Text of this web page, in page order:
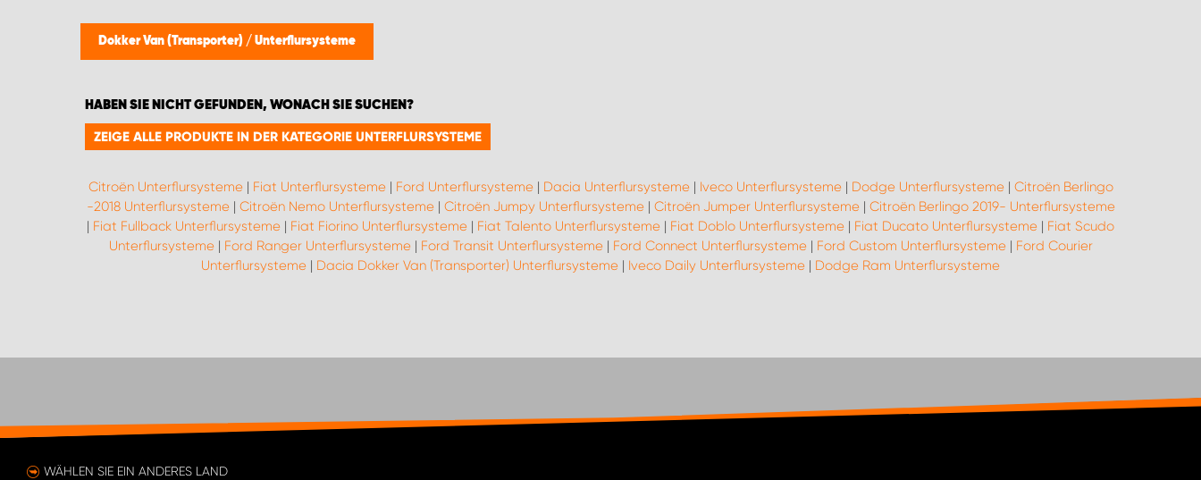
Dokker Van (Transporter) / Unterflursysteme
HABEN SIE NICHT GEFUNDEN, WONACH SIE SUCHEN?
ZEIGE ALLE PRODUKTE IN DER KATEGORIE UNTERFLURSYSTEME
Citroën Unterflursysteme| Fiat Unterflursysteme| Ford Unterflursysteme| Dacia Unterflursysteme| Iveco Unterflursysteme| Dodge Unterflursysteme| Citroën Berlingo
-2018 Unterflursysteme| Citroën Nemo Unterflursysteme| Citroën Jumpy Unterflursysteme| Citroën Jumper Unterflursysteme| Citroën Berlingo 2019- Unterflursysteme
| Fiat Fullback Unterflursysteme | Fiat Fiorino Unterflursysteme | Fiat Talento Unterflursysteme | Fiat Doblo Unterflursysteme | Fiat Ducato Unterflursysteme | Fiat Scudo
Unterflursysteme| Ford Ranger Unterflursysteme| Ford Transit Unterflursysteme| Ford Connect Unterflursysteme| Ford Custom Unterflursysteme| Ford Courier
Unterflursysteme | Dacia Dokker Van (Transporter) Unterflursysteme | Iveco Daily Unterflursysteme | Dodge Ram Unterflursysteme
WÄHLEN SIE EIN ANDERES LAND